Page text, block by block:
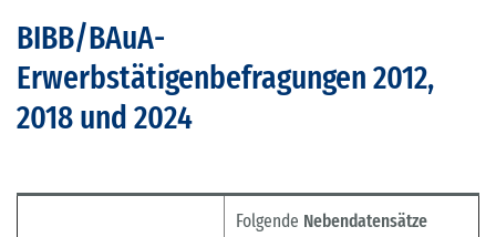
BIBB/BAuA-
Erwerbstätigenbefragungen 2012,
2018 und 2024
Folgende Nebendatensätze